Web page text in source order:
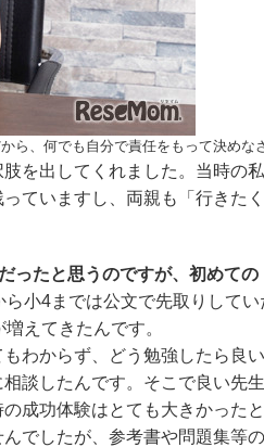
から、何でも自分で責任をもって決め
を出してくれました。当時の
ていますし、両親も「行きた
たと思うのですが、初めて
小4までは公文で先取りして
えてきたんです。
わからず、どう勉強したら
談したんです。そこで良い
成功体験はとても大きかったと
でしたが、参考書や問題集